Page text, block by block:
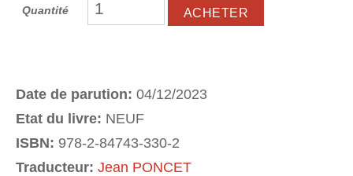
Quantité
Date de parution: 04/12/2023
Etat du livre: NEUF
ISBN: 978-2-84743-330-2
Traducteur: Jean PONCET